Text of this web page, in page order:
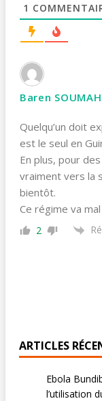
1
Baren SOUMAH
Quelqu’un doit
est le seul en
En plus, pour
vraiment vers la
bientôt.
Ce régime va
2
ARTICLES
Ebola
l’utilisation